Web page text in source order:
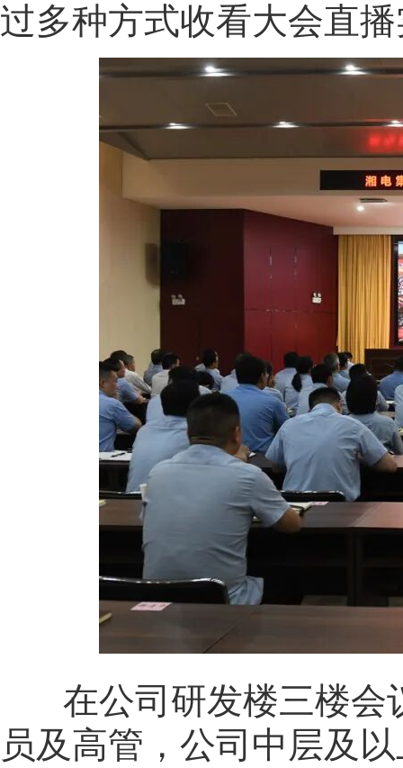
过多种方式收看大会直
在公司研发楼三楼会
员及高管，公司中层及